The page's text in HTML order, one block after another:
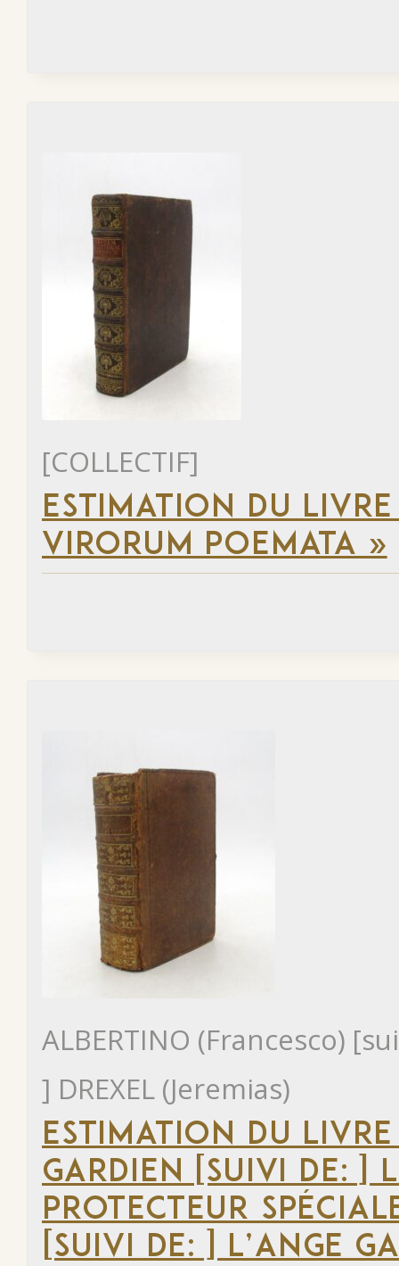
[COLLECTIF]
ESTIMATION DU
VIRORUM POEMATA »
ALBERTINO (Francesco)
] DREXEL (Jeremias)
ESTIMATION DU
GARDIEN [SUIVI DE: ]
PROTECTEUR
[SUIVI DE: ] L’ANGE